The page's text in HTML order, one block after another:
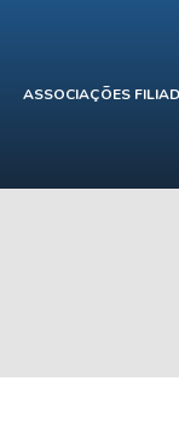
ASSOCIAÇÕES